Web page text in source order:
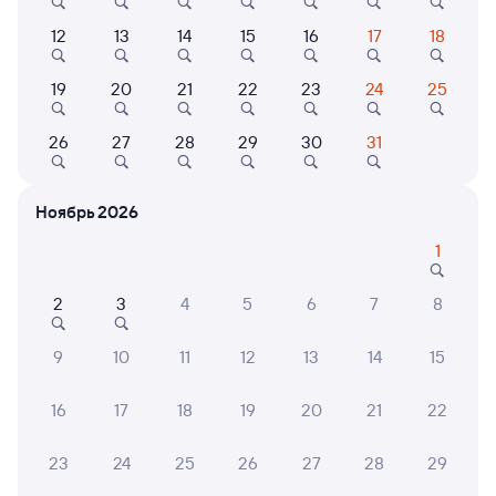
Выберите дату
Самый быстрый
115И Проходящий 8,4
из Томска-2
05:54 15:13
Маршрут
Плацкарт
216Н Проходящий 7,5
12 13 14 15 16 17 18
19 20 21 22 23 24 25
26 27 28 29 30 31
Ноябрь 2026
1
2 3 4 5 6 7 8
9 10 11 12 13 14 15
16 17 18 19 20 21 22
23 24 25 26 27 28 29